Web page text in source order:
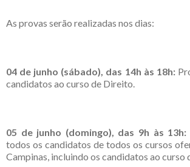
As provas serão realizadas nos dias:
04 de junho (sábado), das 14h às 18h:
candidatos ao curso de Direito.
05 de junho (domingo), das 9h às 13h:
todos os candidatos de todos os cursos
Campinas, incluindo os candidatos ao curso